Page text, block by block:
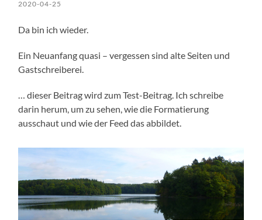
2020-04-25
Da bin ich wieder.
Ein Neuanfang quasi – vergessen sind alte Seiten und
Gastschreiberei.
… dieser Beitrag wird zum Test-Beitrag. Ich schreibe
darin herum, um zu sehen, wie die Formatierung
ausschaut und wie der Feed das abbildet.